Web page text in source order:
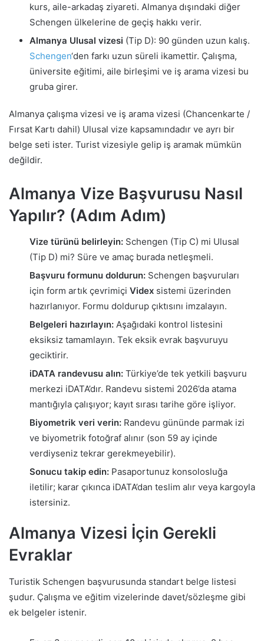
kurs, aile-arkadaş ziyareti. Almanya dışındaki diğer
Schengen ülkelerine de geçiş hakkı verir.
Almanya Ulusal vizesi (Tip D): 90 günden uzun kalış.
Schengen‘den farkı uzun süreli ikamettir. Çalışma,
üniversite eğitimi, aile birleşimi ve iş arama vizesi bu
gruba girer.
Almanya çalışma vizesi ve iş arama vizesi (Chancenkarte /
Fırsat Kartı dahil) Ulusal vize kapsamındadır ve ayrı bir
belge seti ister. Turist vizesiyle gelip iş aramak mümkün
değildir.
Almanya Vize Başvurusu Nasıl
Yapılır? (Adım Adım)
Vize türünü belirleyin: Schengen (Tip C) mi Ulusal
(Tip D) mi? Süre ve amaç burada netleşmeli.
Başvuru formunu doldurun: Schengen başvuruları
için form artık çevrimiçi Videx sistemi üzerinden
hazırlanıyor. Formu doldurup çıktısını imzalayın.
Belgeleri hazırlayın: Aşağıdaki kontrol listesini
eksiksiz tamamlayın. Tek eksik evrak başvuruyu
geciktirir.
iDATA randevusu alın: Türkiye’de tek yetkili başvuru
merkezi iDATA’dır. Randevu sistemi 2026’da atama
mantığıyla çalışıyor; kayıt sırası tarihe göre işliyor.
Biyometrik veri verin: Randevu gününde parmak izi
ve biyometrik fotoğraf alınır (son 59 ay içinde
verdiyseniz tekrar gerekmeyebilir).
Sonucu takip edin: Pasaportunuz konsolosluğa
iletilir; karar çıkınca iDATA’dan teslim alır veya kargoyla
istersiniz.
Almanya Vizesi İçin Gerekli
Evraklar
Turistik Schengen başvurusunda standart belge listesi
şudur. Çalışma ve eğitim vizelerinde davet/sözleşme gibi
ek belgeler istenir.